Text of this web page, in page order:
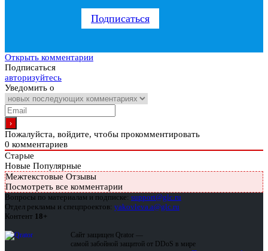
Подписаться
Открыть комментарии
Подписаться
авторизуйтесь
Уведомить о
Пожалуйста, войдите, чтобы прокомментировать
0 комментариев
Старые
Новые Популярные
Межтекстовые Отзывы
Посмотреть все комментарии
Вопросы по материалам и подписке: support@glc.ru
Отдел рекламы и спецпроектов: yakovleva.a@glc.ru
Контент 18+
Сайт защищен Qrator —
самой забойной защитой от DDoS в мире